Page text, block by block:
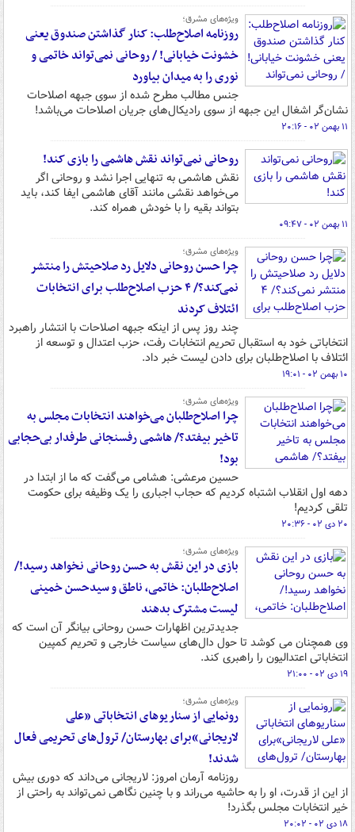
ویژه‌های مشرق؛
روزنامه اصلاح‌طلب: کنار گذاشتن صندوق یعنی
خشونت خیابانی! / روحانی نمی‌تواند خاتمی و
نوری را به میدان بیاورد
جنس مطالب مطرح شده از سوی جبهه اصلاحات
نشان‌گر اشغال این جبهه از سوی رادیکال‌های جریان اصلاحات می‌باشد!
۱۱ بهمن ۰۲ - ۲۰:۱۶
روحانی نمی‌تواند نقش هاشمی را بازی کند!
نقش هاشمی به تنهایی اجرا نشد و روحانی اگر
می‌خواهد نقشی مانند آقای هاشمی ایفا کند، باید
بتواند بقیه را با خودش همراه کند.
۱۱ بهمن ۰۲ - ۰۹:۴۷
ویژه‌های مشرق؛
چرا حسن روحانی دلایل رد صلاحیتش را منتشر
نمی‌کند؟/ ۴ حزب اصلاح‌طلب برای انتخابات
ائتلاف کردند
چند روز پس از اینکه جبهه اصلاحات با انتشار راهبرد
انتخاباتی خود به استقبال تحریم انتخابات رفت، حزب اعتدال و توسعه از
ائتلاف با اصلاح‌طلبان برای دادن لیست خبر داد.
۱۰ بهمن ۰۲ - ۱۹:۰۱
ویژه‌های مشرق؛
چرا اصلاح‌طلبان می‌خواهند انتخابات مجلس به
تاخیر بیفتد؟/ هاشمی رفسنجانی طرفدار بی‌حجابی
بود!
حسین مرعشی: هشامی می‌گفت که ما از ابتدا در
دهه اول انقلاب اشتباه کردیم که حجاب اجباری را یک وظیفه برای حکومت
تلقی کردیم!
۲۰ دی ۰۲ - ۲۰:۳۶
ویژه‌های مشرق؛
بازی در این نقش به حسن روحانی نخواهد رسید!/
اصلاح‌طلبان: خاتمی، ناطق و سیدحسن خمینی
لیست مشترک بدهند
جدیدترین اظهارات حسن روحانی بیانگر آن است که
وی همچنان می کوشد تا حول دال‌های سیاست خارجی و تحریم کمپین
انتخاباتی اعتدالیون را راهبری کند.
۱۹ دی ۰۲ - ۲۱:۰۰
ویژه‌های مشرق؛
رونمایی از سناریوهای انتخاباتی «علی
لاریجانی»برای بهارستان/ ترول‌های تحریمی فعال
شدند!
روزنامه آرمان امروز: لاریجانی می‌داند که دوری‌ بیش
از این از قدرت، او را به حاشیه می‌راند و با چنین نگاهی نمی‌تواند به راحتی از
خیر انتخابات مجلس بگذرد!
۱۸ دی ۰۲ - ۲۰:۰۲